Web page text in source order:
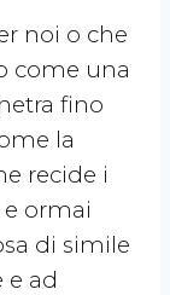
noi o che
come una
fino
la
recide i
e ormai
di simile
e ad